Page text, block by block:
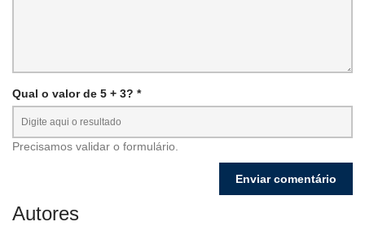
Qual o valor de 5 + 3? *
Precisamos validar o formulário.
Autores